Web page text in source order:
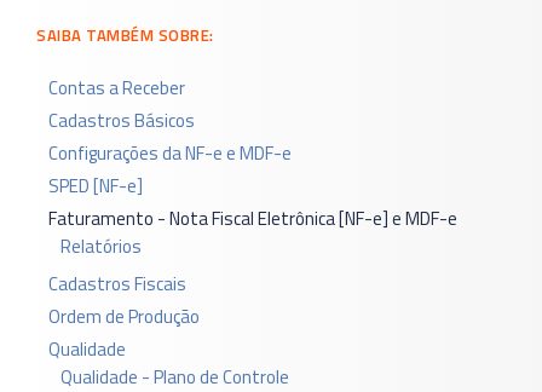
SAIBA TAMBÉM SOBRE:
Contas a Receber
Cadastros Básicos
Configurações da NF-e e MDF-e
SPED [NF-e]
Faturamento - Nota Fiscal Eletrônica [NF-e] e MDF-e
Relatórios
Cadastros Fiscais
Ordem de Produção
Qualidade
Qualidade - Plano de Controle